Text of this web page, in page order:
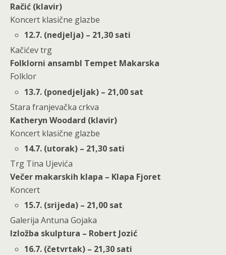
Račić (klavir)
Koncert klasične glazbe
12.7. (nedjelja) – 21,30 sati
Kačićev trg
Folklorni ansambl Tempet Makarska
Folklor
13.7. (ponedjeljak) – 21,00 sat
Stara franjevačka crkva
Katheryn Woodard (klavir)
Koncert klasične glazbe
14.7. (utorak) – 21,30 sati
Trg Tina Ujevića
Večer makarskih klapa – Klapa Fjoret
Koncert
15.7. (srijeda) – 21,00 sat
Galerija Antuna Gojaka
Izložba skulptura – Robert Jozić
16.7. (četvrtak) – 21,30 sati